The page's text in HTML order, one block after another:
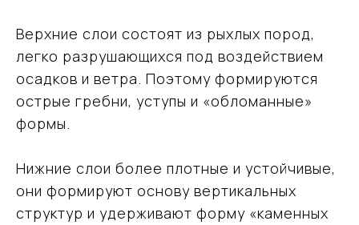
Верхние слои состоят из рыхлых пород,
легко разрушающихся под воздействием
осадков и ветра. Поэтому формируются
острые гребни, уступы и «обломанные»
формы.
Нижние слои более плотные и устойчивые,
они формируют основу вертикальных
структур и удерживают форму «каменных